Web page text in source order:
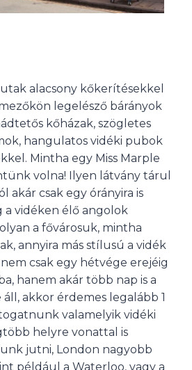
alacsony kőkerítésekkel
legelésző bárányok
kőházak, szögletes
hangulatos vidéki pubok
Mintha egy Miss Marple
volna! Ilyen látvány tárul
akár csak egy órányira is
vidéken élő angolok
a fővárosuk, mintha
annyira más stílusú a vidék
nem csak egy hétvége erejéig
hanem akár több nap is a
akkor érdemes legalább 1
valamelyik vidéki
helyre vonattal is
jutni, London nagyobb
például a Waterloo, vagy a